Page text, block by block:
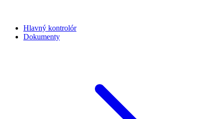
Hlavný kontrolór
Dokumenty